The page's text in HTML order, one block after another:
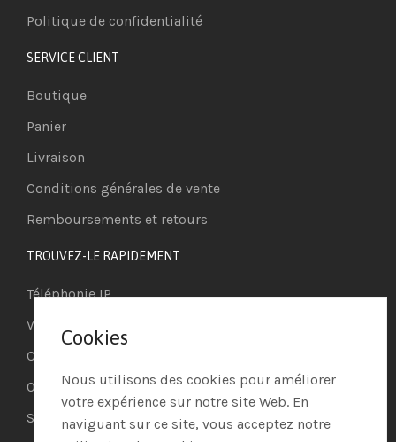
Politique de confidentialité
SERVICE CLIENT
Boutique
Panier
Livraison
Conditions générales de vente
Remboursements et retours
TROUVEZ-LE RAPIDEMENT
Téléphonie IP
Visioconférence
Casques
Ordinateurs
Systèmes de securité
Cookies
Nous utilisons des cookies pour améliorer
votre expérience sur notre site Web. En
naviguant sur ce site, vous acceptez notre